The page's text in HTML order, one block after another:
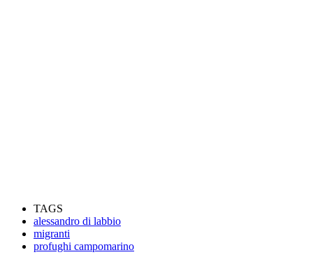
TAGS
alessandro di labbio
migranti
profughi campomarino